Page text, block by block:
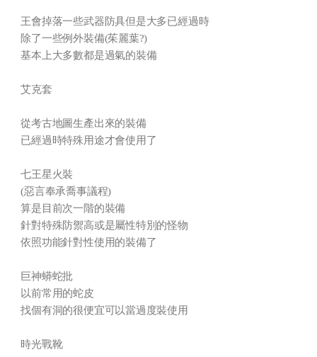
王會掉落一些武器防具但是大多已經過時
除了一些例外裝備(茱麗葉?)
基本上大多數都是過氣的裝備
艾克套
從考古地圖生產出來的裝備
已經過時特殊用途才會使用了
七王星火裝
(惡言奉承喬事議程)
算是目前次一階的裝備
針對特殊防禦高或是屬性特別的怪物
依照功能針對性使用的裝備了
巨神蟒蛇批
以前常用的蛇皮
找個有洞的很便宜可以當過度裝使用
時光戰靴